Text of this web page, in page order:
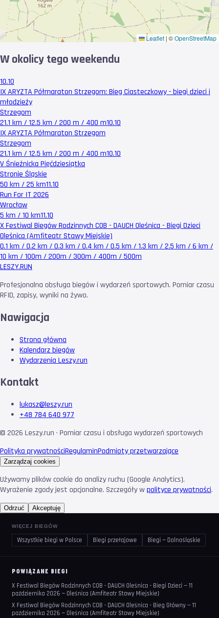
Leaflet | ©OpenStreetMap
W okolicy tego weekendu
10.10
IX ARYZTA Półmaraton Strzegom: Bieg Ciasteczkowy - biegi dzieci i
młodzieży
Strzegom
21.1 km / 12.5 km / 200 m / 400 m10.10
IX ARYZTA Półmaraton Strzegom
Strzegom
21.1 km / 12.5 km / 200 m / 400 m10.10
V Śnieżnicka Pięćdziesiątka
Stronie Śląskie
50 km / 25 km11.10
Run For IT 2026
Wrocław
5 km / 10 km11.10
X Festiwal Biegów Rodzinnych COB - DAUCH Oleśnica - Biegi Dzieci
Oleśnica (Amfiteatr Stawy Miejskie)
0.1 km / 0.2 km / 0.3 km / 0.4 km / 0.5 km / 1.3 km / 2.5 km / 6 km /
10 km / 100m / 200m / 300m / 400m / 500m
LESZY.RUN
Profesjonalna obsługa biegów i wydarzeń sportowych. Pomiar czasu
RFID, zapisy, wyniki na żywo.
Nawigacja
Strona główna
Kalendarz biegów
Wydarzenia Leszy.run
Kontakt
lukasz@leszy.run
+48 784 640 977
© 2026 Leszy.run · Pomiar czasu i obsługa wydarzeń sportowych
Polityka prywatnościRegulaminPodmioty przetwarzające
Zarządzaj cookies
Używamy plików cookie do analizy ruchu (Google Analytics).
Wyrażenie zgody jest opcjonalne. Szczegóły wpolityce prywatności.
Odrzuć Akceptuję
WIĘCEJ BIEGÓW
Wszystkie biegi w Polsce Biegi przełajowe Biegi — Dolnośląskie
POWIĄZANE BIEGI
X Festiwal Biegów Rodzinnych COB - DAUCH Oleśnica - Biegi Dzieci — 11
października 2026 — Oleśnica (Amfiteatr Stawy Miejskie)
X Festiwal Biegów Rodzinnych COB - DAUCH Oleśnica - Bieg Główny — 11
października 2026 — Oleśnica (Amfiteatr Stawy Miejskie)